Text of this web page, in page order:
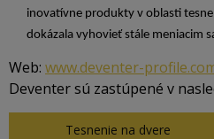
inovatívne produkty v oblasti
dokázala vyhovieť stále meniacim
Web: www.deventer-
Deventer sú zastúpené v
Tesnenie na dvere